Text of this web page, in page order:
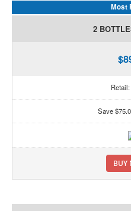
Most
2
Retail:
Save
BUY